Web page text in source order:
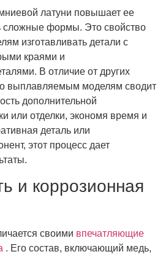
латуни повышает ее
сложные формы. Это свойство
изготавливать детали с
краями и
В отличие от других
выплавляемым моделям сводит
дополнительной
или отделки, экономя время и
деталь или
этот процесс дает
и коррозионная
своими впечатляющие
. Его состав, включающий медь,